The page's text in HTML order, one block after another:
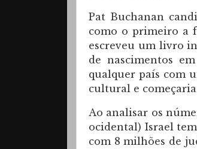
Pat Buchanan
como o primeiro a
escreveu um livro
de nascimentos
qualquer país com
cultural e
Ao analisar os
ocidental) Israel
com 8 milhões de